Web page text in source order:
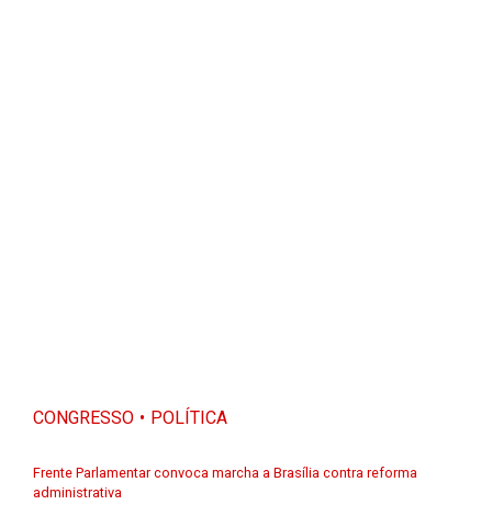
CONGRESSO POLÍTICA
Frente Parlamentar convoca marcha a Brasília contra reforma
administrativa